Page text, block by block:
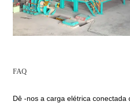
FAQ
Dê -nos a carga elétrica conectada